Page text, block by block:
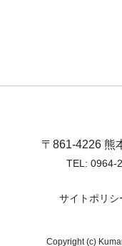
〒861-4226 熊
TEL: 0964-
サイトポリシ
Copyright (c)